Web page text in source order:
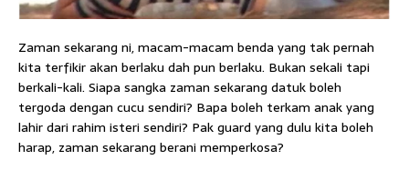
Zaman sekarang ni, macam-macam benda yang tak pernah
kita terfikir akan berlaku dah pun berlaku. Bukan sekali tapi
berkali-kali. Siapa sangka zaman sekarang datuk boleh
tergoda dengan cucu sendiri? Bapa boleh terkam anak yang
lahir dari rahim isteri sendiri? Pak guard yang dulu kita boleh
harap, zaman sekarang berani memperkosa?